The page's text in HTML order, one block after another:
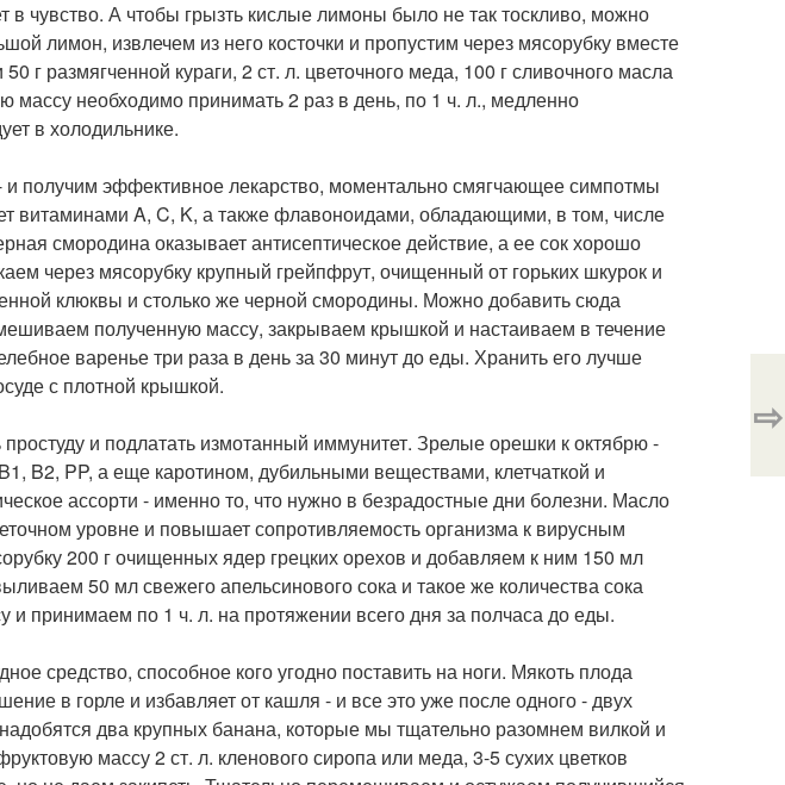
в чувство. А чтобы грызть кислые лимоны было не так тоскливо, можно
лимон, извлечем из него косточки и пропустим через мясорубку вместе
г размягченной кураги, 2 ст. л. цветочного меда, 100 г сливочного масла
необходимо принимать 2 раз в день, по 1 ч. л., медленно
в холодильнике.
получим эффективное лекарство, моментально смягчающее симпотмы
витаминами A, C, K, а также флавоноидами, обладающими, в том, числе
смородина оказывает антисептическое действие, а ее сок хорошо
через мясорубку крупный грейпфрут, очищенный от горьких шкурок и
клюквы и столько же черной смородины. Можно добавить сюда
полученную массу, закрываем крышкой и настаиваем в течение
варенье три раза в день за 30 минут до еды. Хранить его лучше
с плотной крышкой.
и подлатать измотанный иммунитет. Зрелые орешки к октябрю -
B2, PP, а еще каротином, дубильными веществами, клетчаткой и
ассорти - именно то, что нужно в безрадостные дни болезни. Масло
уровне и повышает сопротивляемость организма к вирусным
200 г очищенных ядер грецких орехов и добавляем к ним 150 мл
50 мл свежего апельсинового сока и такое же количества сока
принимаем по 1 ч. л. на протяжении всего дня за полчаса до еды.
средство, способное кого угодно поставить на ноги. Мякоть плода
в горле и избавляет от кашля - и все это уже после одного - двух
два крупных банана, которые мы тщательно разомнем вилкой и
массу 2 ст. л. кленового сиропа или меда, 3-5 сухих цветков
⇨